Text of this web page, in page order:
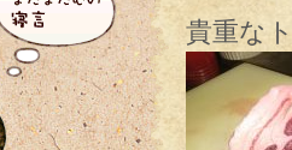
貴重な